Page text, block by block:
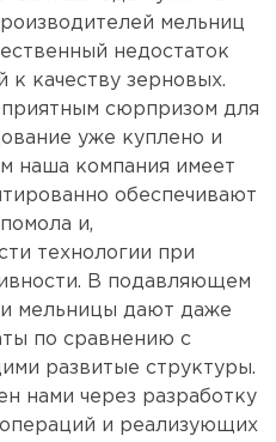
мельниц
недостаток
качеству зерновых.
сюрпризом для
уже куплено и
наша компания имеет
обеспечивают
и,
технологии при
В подавляющем
мельницы дают даже
по сравнению с
развитые структуры.
нами через разработку
и реализующих